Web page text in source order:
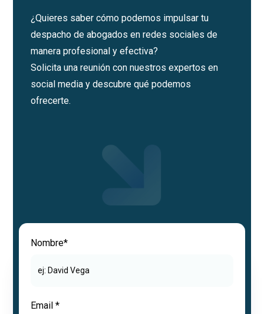
¿Quieres saber cómo podemos impulsar tu
despacho de abogados en redes sociales de
manera profesional y efectiva?
Solicita una reunión con nuestros expertos en
social media y descubre qué podemos
ofrecerte.
Nombre*
Email *